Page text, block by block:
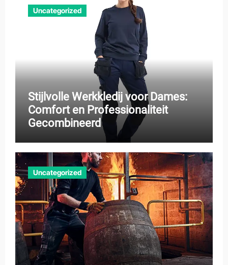
Uncategorized
Stijlvolle Werkkledij voor Dames:
Comfort en Professionaliteit
Gecombineerd
Uncategorized